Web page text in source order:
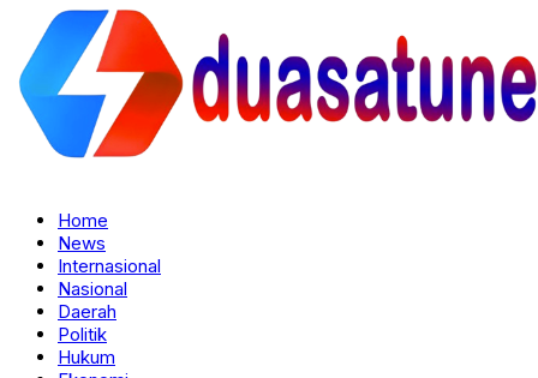
Home
News
Internasional
Nasional
Daerah
Politik
Hukum